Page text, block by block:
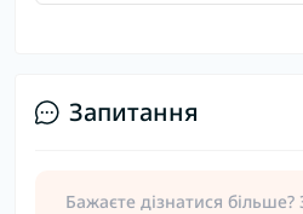
Запитання
Бажаєте дізнатися